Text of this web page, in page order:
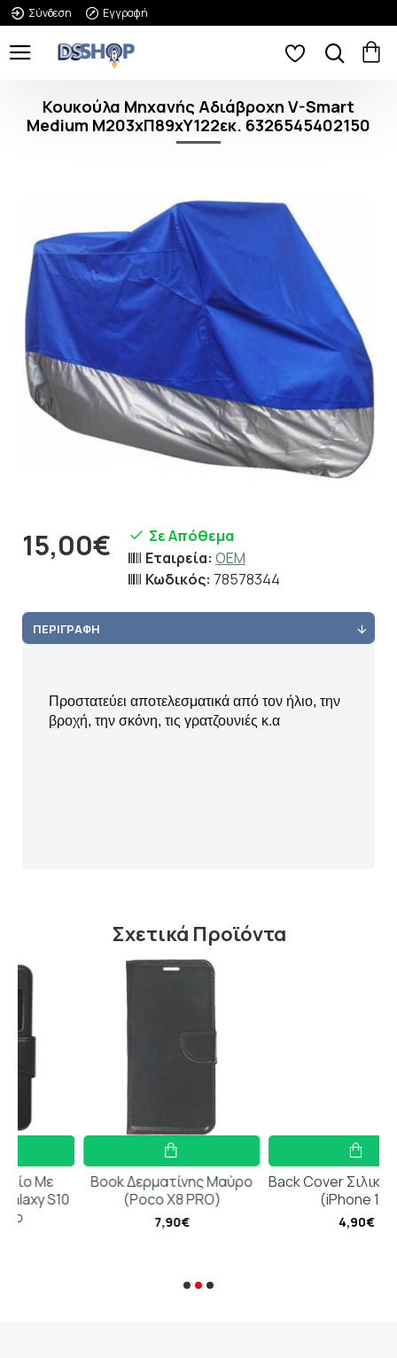
Σύνδεση Εγγραφή
Κουκούλα Μηχανής Αδιάβροχη V-Smart
Medium Μ203xΠ89xΥ122εκ. 6326545402150
15,00€
Σε Απόθεμα
Εταιρεία: OEM
Κωδικός: 78578344
ΠΕΡΙΓΡΑΦΉ
Προστατεύει αποτελεσματικά από τον ήλιο, την
βροχή, την σκόνη, τις γρατζουνιές κ.α
Σχετικά Προϊόντα
Book Δερματίνης Μαύρο
(Poco X8 PRO)
Back Cover Σιλικόνης Λιλά
(iPhone 13)